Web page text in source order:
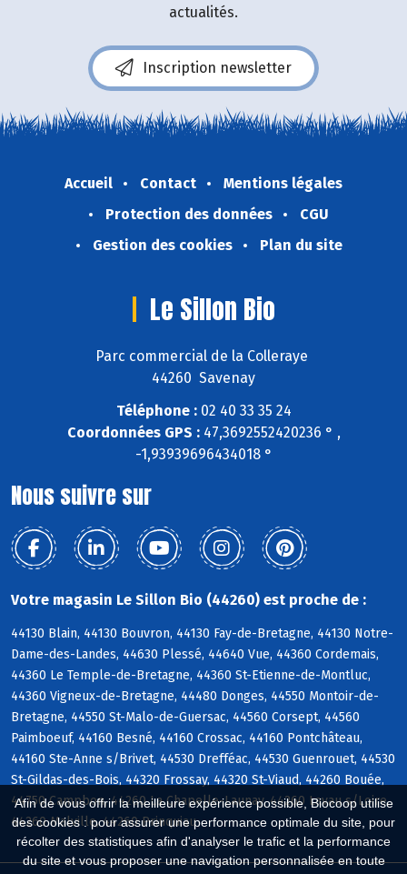
Afin de vous offrir la meilleure expérience possible, Biocoop utilise
des cookies : pour assurer une performance optimale du site, pour
récolter des statistiques afin d'analyser le trafic et la performance
du site et vous proposer une navigation personnalisée en toute
actualités.
Inscription newsletter
Accueil Contact
Mentions légales
Protection des données
CGU
Gestion des cookies
Plan du site
Le Sillon Bio
Parc commercial de la Colleraye
44260 Savenay
Téléphone :02 40 33 35 24
Coordonnées GPS :47,3692552420236 ° ,
-1,93939696434018 °
Nous suivre sur
Votre magasin Le Sillon Bio (44260) est proche de :
44130 Blain, 44130 Bouvron, 44130 Fay-de-Bretagne, 44130 Notre-
Dame-des-Landes, 44630 Plessé, 44640 Vue, 44360 Cordemais,
44360 Le Temple-de-Bretagne, 44360 St-Etienne-de-Montluc,
44360 Vigneux-de-Bretagne, 44480 Donges, 44550 Montoir-de-
Bretagne, 44550 St-Malo-de-Guersac, 44560 Corsept, 44560
Paimboeuf, 44160 Besné, 44160 Crossac, 44160 Pontchâteau,
44160 Ste-Anne s/Brivet, 44530 Drefféac, 44530 Guenrouet, 44530
St-Gildas-des-Bois, 44320 Frossay, 44320 St-Viaud, 44260 Bouée,
44750 Campbon, 44260 La Chapelle-Launay, 44260 Lavau s/Loire,
44260 Malville, 44260 Prinquiau